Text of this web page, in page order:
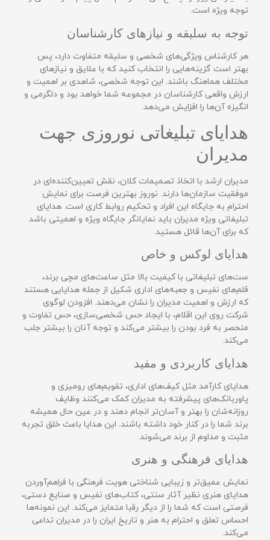
توجه ویژه است.
توجه به سلیقه و نیازهای کارشناسان
هر کارشناس ویژگی‌های شخصی و سلیقه متفاوت دارد، پس
بهتر است گزینه‌هایی را انتخاب کنید که با علایق و نیازهای
مختلف هماهنگ باشند. این توجه شخصی، شاهدی بر اهمیت و
ارزش واقعی کارشناسان در مجموعه شما خواهد بود و دلگرمی و
انگیزه آن‌ها را افزایش می‌دهد.
هدایای تبلیغاتی نوروزی جهت
مدیران
مدیران ارشد با اتخاذ تصمیمات کلان، نقش تعیین‌کننده‌ای در
موفقیت سازمان‌ها دارند. نوروز بهترین فرصت برای نمایش
احترام به جایگاه این افراد و تحکیم روابط کاری است. هدایای
تبلیغاتی ویژه مدیران باید نمایانگر جایگاه ویژه و اهمیتی باشد
که برای آن‌ها قائل هستید.
هدایای لوکس و خاص
ست‌های تبلیغاتی با کیفیت بالا مثل ساعت‌های مچی برند،
قلم‌های نفیس و جعبه‌های اداری شکیل از جمله هدایایی هستند
که ارزش و اهمیت مدیران را نشان می‌دهند. افزودن لوگوی
شرکت روی این اقلام، با ایجاد حس شخصی‌سازی، حس تفاوت و
منحصر به فرد بودن را بیشتر می‌کند و توجه آنان را بیشتر جلب
می‌کند.
هدایای کاربردی و مفید
هدایای کارآمد مثل کیف‌های اداری، تقویم‌های رومیزی و
پاوربانک‌های پیشرفته به مدیران کمک می‌کنند وظایف
روزانه‌شان را بهتر و آسان‌تر انجام دهند و در عین حال همیشه
برند شما را در کنار خود داشته باشند. این هدایا باعث خلق تجربه
مثبت و مداوم از برند می‌شوند.
هدایای فرهنگی و هنری
نمایش عمیق‌تر و زیبایی شناختی هویت فرهنگی با فراهم‌آوردن
هدایای هنری نظیر آثار سنتی، کتاب‌های نفیس و صنایع دستی،
فرصتی است که شما را از دیگر رقبا متمایز می‌کند. این نمونه‌ها
احساس تعلق و احترام به هنر و تاریخ ایران را در مدیران تداعی
می‌کند.